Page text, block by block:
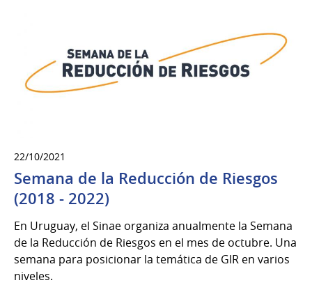
22/10/2021
Semana de la Reducción de Riesgos
(2018 - 2022)
En Uruguay, el Sinae organiza anualmente la Semana
de la Reducción de Riesgos en el mes de octubre. Una
semana para posicionar la temática de GIR en varios
niveles.